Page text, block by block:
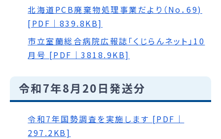
北海道PCB廃棄物処理事業だより（No．69)
[PDF｜839.8KB]
市立室蘭総合病院広報誌「くじらんネット」10
月号 [PDF｜3818.9KB]
令和7年8月20日発送分
令和7年国勢調査を実施します [PDF｜
297.2KB]